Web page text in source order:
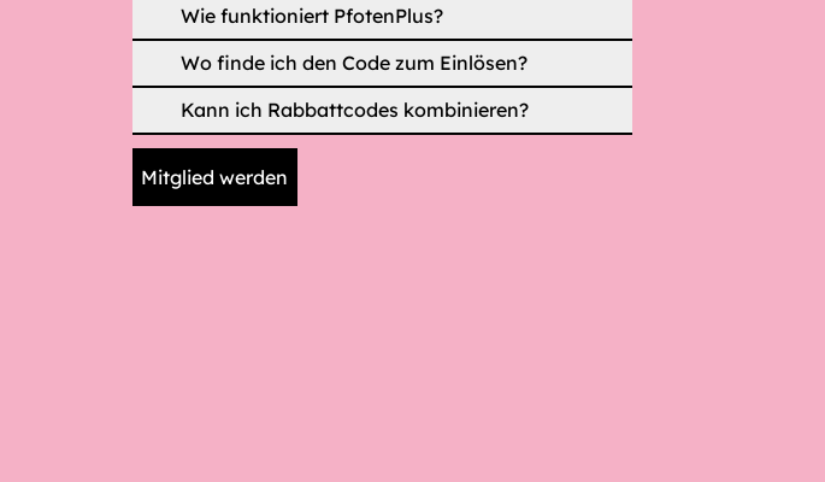
Wie funktioniert PfotenPlus?
Wo finde ich den Code zum Einlösen?
Kann ich Rabbattcodes kombinieren?
Mitglied werden